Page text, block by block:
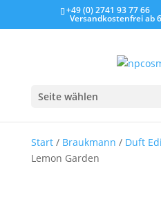
+49 (0) 2741 93 77 66
Versandkostenfrei ab
Seite wählen
Start/ Braukmann / Duft
Lemon Garden